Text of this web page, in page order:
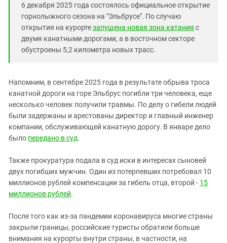
6 декабря 2025 года состоялось официальное открытие
горнолыжного сезона на "Эльбрусе". По случаю
открытия на курортезапущена новая зона катания с
двумя канатными дорогами, а в восточном секторе
обустроены 5,2 километра новых трасс.
Напомним, в сентябре 2025 года в результате обрыва троса
канатной дороги на горе Эльбрус погибли три человека, еще
несколько человек получили травмы. По делу о гибели людей
были задержаны и арестованы директор и главный инженер
компании, обслуживающей канатную дорогу. В январе дело
было передано в суд.
Также прокуратура подала в суд иски в интересах сыновей
двух погибших мужчин. Один из потерпевших потребовал 10
миллионов рублей компенсации за гибель отца, второй - 15
миллионов рублей.
После того как из-за пандемии коронавируса многие страны
закрыли границы, российские туристы обратили больше
внимания на курорты внутри страны, в частности, на